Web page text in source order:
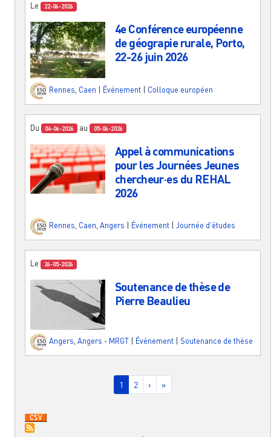
Le 22-06-2026
4e Conférence européenne
de géograpie rurale, Porto,
22-26 juin 2026
Rennes Caen Événement Colloque européen
Du 04-06-2026 au 05-06-2026
Appel à communications
pour les Journées Jeunes
chercheur·es du REHAL
2026
Rennes, Caen, Angers Événement Journée d'études
Le 26-05-2026
Soutenance de thèse de
Pierre Beaulieu
Angers, Angers - MRGT Événement Soutenance de thèse
Page courante
1 Page
2 Page suivante
› Dernière page
»